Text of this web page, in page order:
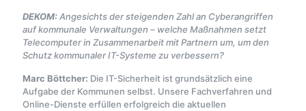
DEKOM:Angesichts der steigenden Zahl an Cyberangriffen
auf kommunale Verwaltungen – welche Maßnahmen setzt
Telecomputer in Zusammenarbeit mit Partnern um, um den
Schutz kommunaler IT-Systeme zu verbessern?
Marc Böttcher: Die IT-Sicherheit ist grundsätzlich eine
Aufgabe der Kommunen selbst. Unsere Fachverfahren und
Online-Dienste erfüllen erfolgreich die aktuellen